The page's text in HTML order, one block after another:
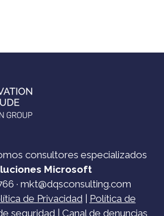
consultores especializados
Microsoft
· mkt@dqsconsulting.com
de Privacidad| Política de
seguridad Canal de denuncias